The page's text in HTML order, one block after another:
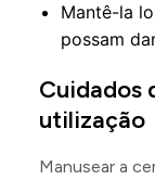
Mantê-la
possam
Cuidados
utilização
Manusear a